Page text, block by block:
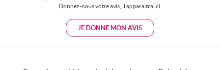
Donnez-nous votre avis, il apparaitra ici.
JE DONNE MON AVIS